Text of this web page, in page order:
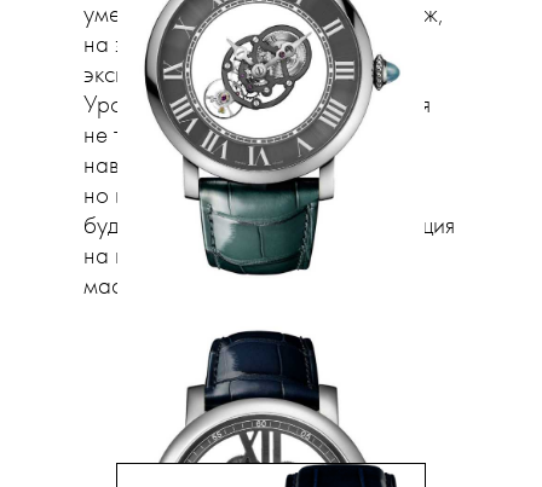
уместить на одном запястье? Что ж,
на этом поле и проверяются
эксперты часового искусства.
Уровень мастерства определяется
не только тем, насколько
навороченным получится калибр,
но и насколько удобно и понятно
будет представлена вся информация
на циферблате. В этом году таких
мастеров больше обычного.